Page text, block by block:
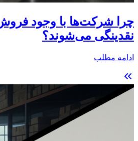
چرا شرکت‌ها با وجود فروش
نقدینگی می‌شوند؟
ادامه مطلب